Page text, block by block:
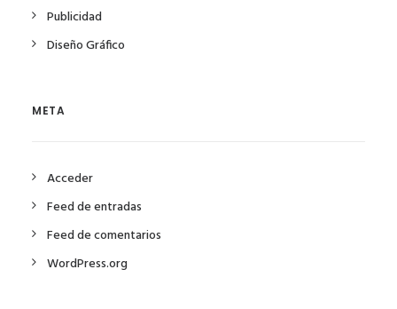
Publicidad
Diseño Gráfico
META
Acceder
Feed de entradas
Feed de comentarios
WordPress.org